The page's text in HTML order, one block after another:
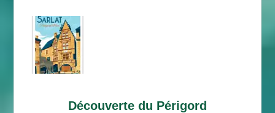
Découverte du Périgord